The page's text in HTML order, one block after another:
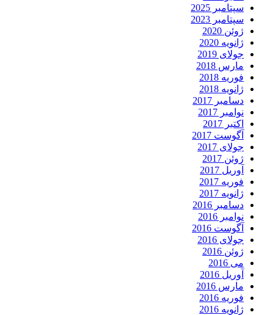
سپتامبر 2025
سپتامبر 2023
ژوئن 2020
ژانویه 2020
جولای 2019
مارس 2018
فوریه 2018
ژانویه 2018
دسامبر 2017
نوامبر 2017
اکتبر 2017
آگوست 2017
جولای 2017
ژوئن 2017
آوریل 2017
فوریه 2017
ژانویه 2017
دسامبر 2016
نوامبر 2016
آگوست 2016
جولای 2016
ژوئن 2016
می 2016
آوریل 2016
مارس 2016
فوریه 2016
ژانویه 2016